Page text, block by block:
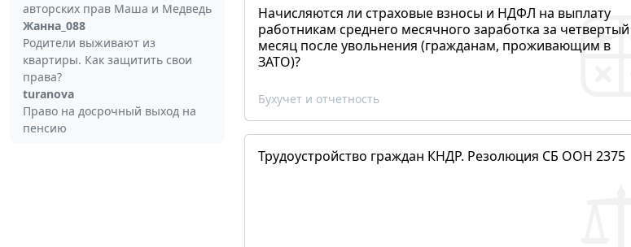
авторских прав Маша и Медведь
Жанна_088
Родители выживают из
квартиры. Как защитить свои
права?
turanova
Право на досрочный выход на
пенсию
Начисляются ли страховые взносы и НДФЛ на выплату
работникам среднего месячного заработка за четвертый
месяц после увольнения (гражданам, проживающим в
ЗАТО)?
Бухучет и отчетность
Трудоустройство граждан КНДР. Резолюция СБ ООН 2375